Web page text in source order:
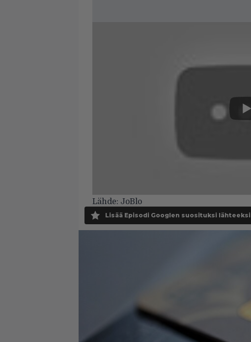
Lähde: JoBlo
Lisää Episodi Googlen suosituksi lähteeksi